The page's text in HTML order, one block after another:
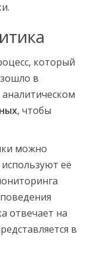
который
в
, чтобы
можно
её
отвечает на
в